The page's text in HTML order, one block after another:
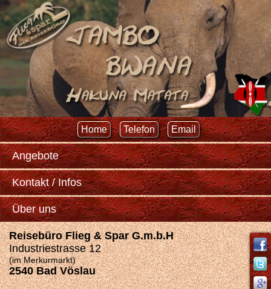
Home Telefon Email
Angebote
Kontakt / Infos
Über uns
Reisebüro Flieg & Spar G.m.b.H
Industriestrasse 12
(im Merkurmarkt)
2540 Bad Vöslau